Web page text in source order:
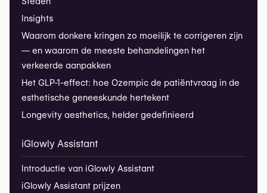
Insights
Waarom donkere kringen zo moeilijk te corrigeren zijn
— en waarom de meeste behandelingen het
verkeerde aanpakken
Het GLP-1-effect: hoe Ozempic de patiëntvraag in de
esthetische geneeskunde hertekent
Longevity aesthetics, helder gedefinieerd
iGlowly Assistant
Introductie van iGlowly Assistant
iGlowly Assistant prijzen